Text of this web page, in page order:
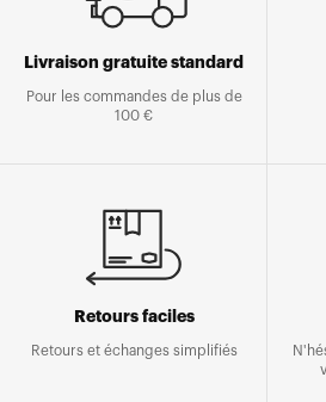
Livraison gratuite standard
Pour les commandes de plus de
100 €
Retours faciles
Retours et échanges simplifiés